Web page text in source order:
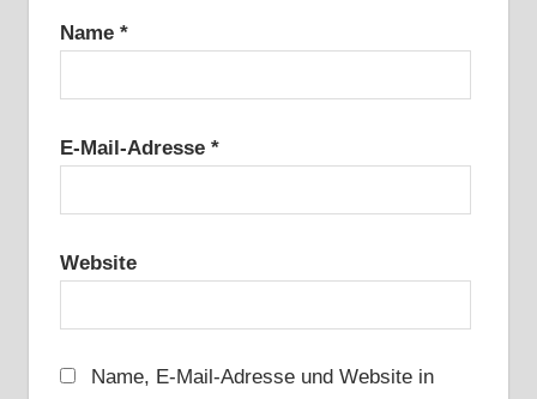
Name *
E-Mail-Adresse *
Website
Name, E-Mail-Adresse und Website in